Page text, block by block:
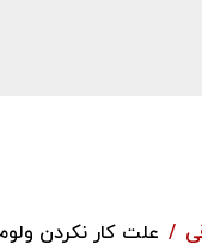
علت کار نکردن